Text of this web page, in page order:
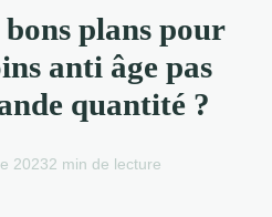
bons plans pour
anti âge pas
quantité ?
20232 min de lecture